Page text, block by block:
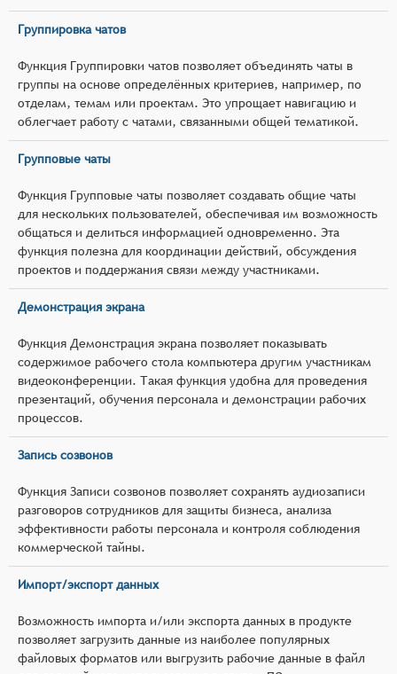
Группировка чатов
Функция Группировки чатов позволяет объединять чаты в
группы на основе определённых критериев, например, по
отделам, темам или проектам. Это упрощает навигацию и
облегчает работу с чатами, связанными общей тематикой.
Групповые чаты
Функция Групповые чаты позволяет создавать общие чаты
для нескольких пользователей, обеспечивая им возможность
общаться и делиться информацией одновременно. Эта
функция полезна для координации действий, обсуждения
проектов и поддержания связи между участниками.
Демонстрация экрана
Функция Демонстрация экрана позволяет показывать
содержимое рабочего стола компьютера другим участникам
видеоконференции. Такая функция удобна для проведения
презентаций, обучения персонала и демонстрации рабочих
процессов.
Запись созвонов
Функция Записи созвонов позволяет сохранять аудиозаписи
разговоров сотрудников для защиты бизнеса, анализа
эффективности работы персонала и контроля соблюдения
коммерческой тайны.
Импорт/экспорт данных
Возможность импорта и/или экспорта данных в продукте
позволяет загрузить данные из наиболее популярных
файловых форматов или выгрузить рабочие данные в файл